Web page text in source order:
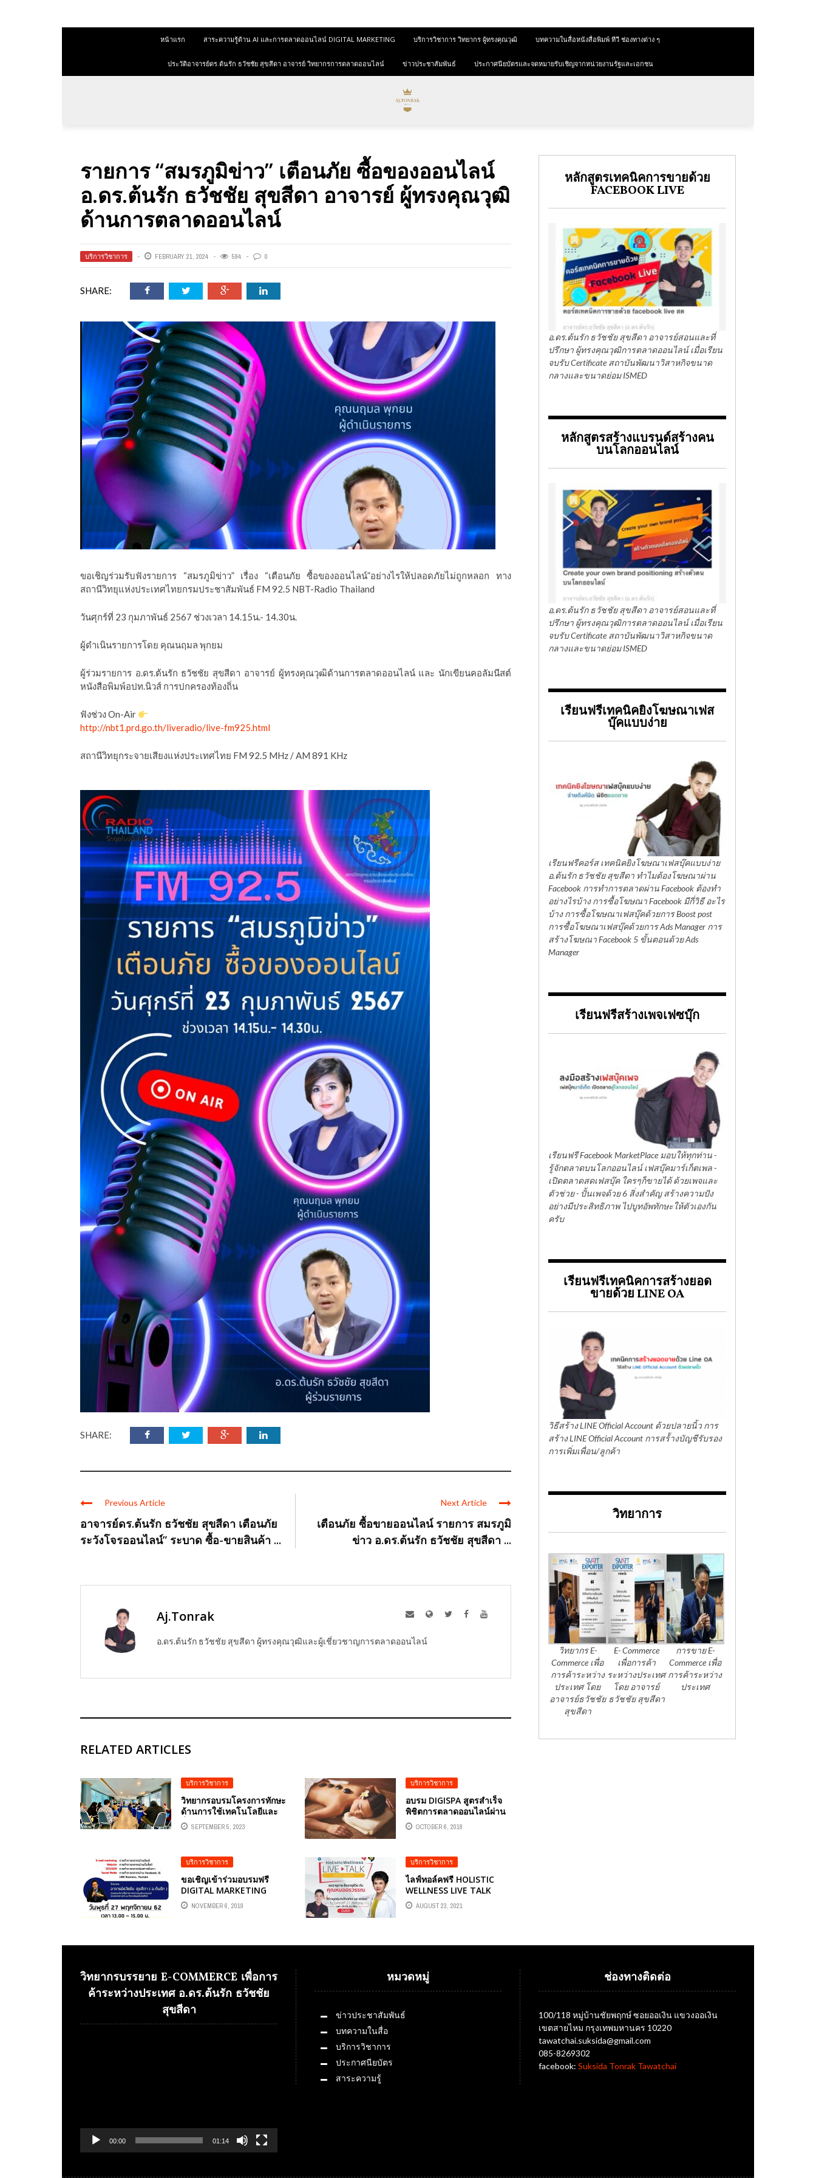
หน้าแรก สาระความรู้ด้าน AI และการตลาดออนไลน์ DIGITAL MARKETING บริการวิชาการ วิทยากร ผู้ทรงคุณวุฒิ บทความในสื่อหนังสื่อพิมพ์ ทีวี ช่องทางต่าง ๆ
ประวัติอาจารย์ดร.ต้นรัก ธวัชชัย สุขสีดา อาจารย์ วิทยากรการตลาดออนไลน์ ข่าวประชาสัมพันธ์ ประกาศนียบัตรและจดหมายรับเชิญจากหน่วยงานรัฐและเอกชน
รายการ “สมรภูมิข่าว” เตือนภัย ซื้อของออนไลน์
อ.ดร.ต้นรัก ธวัชชัย สุขสีดา อาจารย์ ผู้ทรงคุณวุฒิ
ด้านการตลาดออนไลน์
บริการวิชาการ FEBRUARY 21, 2024 594 0
SHARE:
ขอเชิญร่วมรับฟังรายการ “สมรภูมิข่าว” เรื่อง “เตือนภัย ซื้อของออนไลน์”อย่างไรให้ปลอดภัยไม่ถูกหลอก ทาง
สถานีวิทยุแห่งประเทศไทยกรมประชาสัมพันธ์ FM 92.5 NBT-Radio Thailand
วันศุกร์ที่ 23 กุมภาพันธ์ 2567 ช่วงเวลา 14.15น.- 14.30น.
ผู้ดำเนินรายการโดย คุณนฤมล พุกยม
ผู้ร่วมรายการ อ.ดร.ต้นรัก ธวัชชัย สุขสีดา อาจารย์ ผู้ทรงคุณวุฒิด้านการตลาดออนไลน์ และ นักเขียนคอลัมนีสต์
หนังสือพิมพ์อปท.นิวส์ การปกครองท้องถิ่น
ฟังช่วง On-Air
http://nbt1.prd.go.th/liveradio/live-fm925.html
สถานีวิทยุกระจายเสียงแห่งประเทศไทย FM 92.5 MHz / AM 891 KHz
SHARE:
Previous Article
อาจารย์ดร.ต้นรัก ธวัชชัย สุขสีดา เตือนภัย
ระวังโจรออนไลน์” ระบาด ซื้อ-ขายสินค้า ...
Next Article
เตือนภัย ซื้อขายออนไลน์ รายการ สมรภูมิ
ข่าว อ.ดร.ต้นรัก ธวัชชัย สุขสีดา ...
Aj.Tonrak
อ.ดร.ต้นรัก ธวัชชัย สุขสีดา ผู้ทรงคุณวุฒิและผู้เชี่ยวชาญการตลาดออนไลน์
RELATED ARTICLES
บริการวิชาการ
วิทยากรอบรมโครงการทักษะ
ด้านการใช้เทคโนโลยีและ
สื่อออนไลน์อย่างมี
ประสิทธิภาพเกิดคุณค่าในยุค
SEPTEMBER 5, 2023
บริการวิชาการ
อบรม DIGISPA สูตรสำเร็จ
พิชิตการตลาดออนไลน์ผ่าน
เฟซบุ๊ก สำหรับธุรกิจร้าน
นวดและสปา
OCTOBER 6, 2018
บริการวิชาการ
ขอเชิญเข้าร่วมอบรมฟรี
DIGITAL MARKETING
FOCUS 360 องศา มองการ
ตลาดดิจิทัลแบบทุกมุมมอง
NOVEMBER 6, 2019
บริการวิชาการ
ไลฟ์ทอล์คฟรี HOLISTIC
WELLNESS LIVE TALK
WITH DR. ORAWAN “ลด
อายุกาย ยืดอายุชีวิต” ดำเนิน
AUGUST 23, 2021
หลักสูตรเทคนิคการขายด้วย
FACEBOOK LIVE
อ.ดร.ต้นรัก ธวัชชัย สุขสีดา อาจารย์สอนและที่
ปรึกษา ผู้ทรงคุณวุฒิการตลาดออนไลน์ เมื่อเรียน
จบรับ Certificate สถาบันพัฒนาวิสาหกิจขนาด
กลางและขนาดย่อม ISMED
หลักสูตรสร้างแบรนด์สร้างคน
บนโลกออนไลน์
อ.ดร.ต้นรัก ธวัชชัย สุขสีดา อาจารย์สอนและที่
ปรึกษา ผู้ทรงคุณวุฒิการตลาดออนไลน์ เมื่อเรียน
จบรับ Certificate สถาบันพัฒนาวิสาหกิจขนาด
กลางและขนาดย่อม ISMED
เรียนฟรีเทคนิคยิงโฆษณาเฟส
บุ๊คแบบง่าย
เรียนฟรีคอร์ส เทคนิคยิงโฆษณาเฟสบุ๊คแบบง่าย
อ.ต้นรัก ธวัชชัย สุขสีดา ทำไมต้องโฆษณาผ่าน
Facebook การทำการตลาดผ่าน Facebook ต้องทำ
อย่างไรบ้าง การซื้อโฆษณา Facebook มีกี่วิธี อะไร
บ้าง การซื้อโฆษณาเฟสบุ๊คด้วยการ Boost post
การซื้อโฆษณาเฟสบุ๊คด้วยการ Ads Manager การ
สร้างโฆษณา Facebook 5 ขั้นตอนด้วย Ads
Manager
เรียนฟรีสร้างเพจเฟซบุ๊ก
เรียนฟรี Facebook MarketPlace มอบให้ทุกท่าน -
รู้จักตลาดบนโลกออนไลน์ เฟสบุ๊คมาร์เก็ตเพล -
เปิดตลาดสดเฟสบุ๊ค ใครๆก็ขายได้ ด้วยเพจและ
ตัวช่วย - ปั้นเพจด้วย 6 สิ่งสำคัญ สร้างความปัง
อย่างมีประสิทธิภาพ ไปบูทอัพทักษะให้ตัวเองกัน
ครับ
เรียนฟรีเทคนิคการสร้างยอด
ขายด้วย LINE OA
วิธีสร้าง LINE Official Account ด้วยปลายนิ้ว การ
สร้าง LINE Official Account การสร้้างบัญชีรับรอง
การเพิ่มเพื่อน/ลูกค้า
วิทยาการ
วิทยากร E-
Commerce เพื่อ
การค้าระหว่าง
ประเทศ โดย
อาจารย์ธวัชชัย
สุขสีดา
E- Commerce
เพื่อการค้า
ระหว่างประเทศ
โดย อาจารย์
ธวัชชัย สุขสีดา
การขาย E-
Commerce เพื่อ
การค้าระหว่าง
ประเทศ
วิทยากรบรรยาย E-COMMERCE เพื่อการ
ค้าระหว่างประเทศ อ.ดร.ต้นรัก ธวัชชัย
สุขสีดา
00:00 01:14
หมวดหมู่
ข่าวประชาสัมพันธ์
บทความในสื่อ
บริการวิชาการ
ประกาศนียบัตร
สาระความรู้
ช่องทางติดต่อ
100/118 หมู่บ้านชัยพฤกษ์ ซอยออเงิน แขวงออเงิน
เขตสายไหม กรุงเทพมหานคร 10220
tawatchai.suksida@gmail.com
085-8269302
facebook: Suksida Tonrak Tawatchai